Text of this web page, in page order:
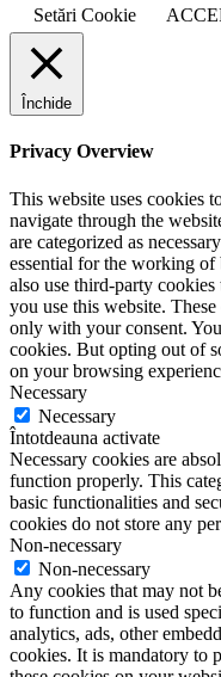
Setări Cookie
Închide
Privacy Overview
This website uses cookies
navigate through the
are categorized as
essential for the working
also use third-party
you use this website.
only with your consent.
cookies. But opting out of
on your browsing
Necessary
Necessary
Întotdeauna activate
Necessary cookies are
function properly. This
basic functionalities and
cookies do not store any
Non-necessary
Non-necessary
Any cookies that may not
to function and is used
analytics, ads, other
cookies. It is mandatory to